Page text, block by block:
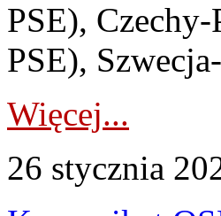
PSE),
PSE),
Więcej...
26 stycznia